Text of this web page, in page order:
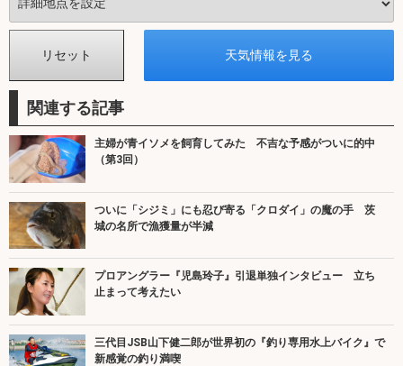
関連する記事
主婦が青イソメを飼育してみた 不吉な予感がついに的中
（第3回）
ついに「シジミ」にも忍び寄る「クロダイ」の魔の手 茨
城の名所で漁獲量が半減
プロアングラー『児島玲子』引退単独インタビュー 立ち
止まって考えたい
三代目JSB山下健二郎が世界初の『釣り専用水上バイク』で
新感覚の釣り満喫